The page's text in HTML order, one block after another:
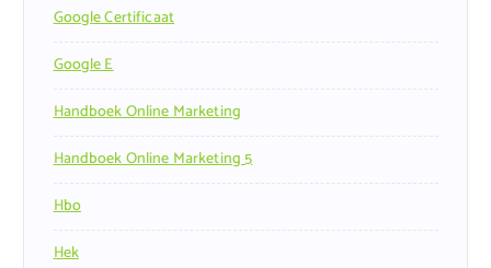
Google Certificaat
Google E
Handboek Online Marketing
Handboek Online Marketing 5
Hbo
Hek